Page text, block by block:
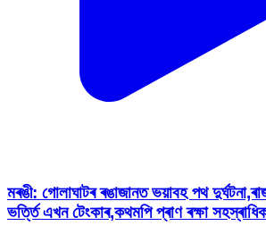
মৰঙী: গোলাঘাটৰ ৰঙাজানত ভয়াবহ পথ
ভৰ্ত্তি এখন টেংকাৰ,কথমপি প্ৰাণ ৰক্ষা